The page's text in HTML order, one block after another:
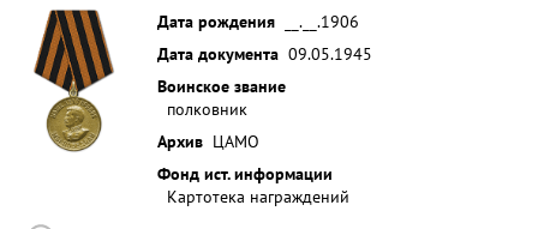
Дата рождения
__.__.1906
Дата документа 09.05.1945
Воинское звание
полковник
Архив ЦАМО
Фонд ист. информации
Картотека награждений